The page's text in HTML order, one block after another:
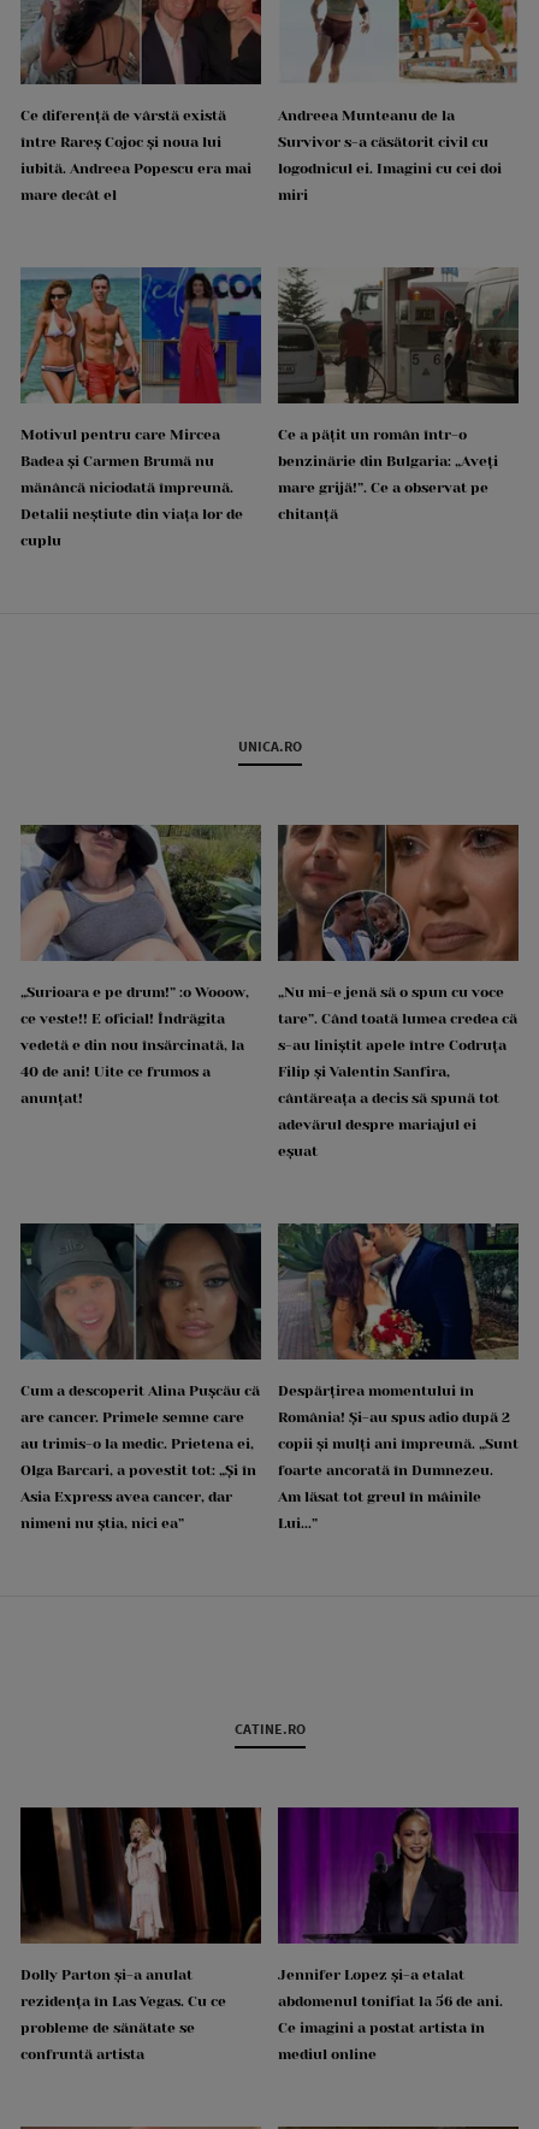
Ce diferență de vârstă există
între Rareș Cojoc și noua lui
iubită. Andreea Popescu era mai
mare decât el
Andreea Munteanu de la
Survivor s-a căsătorit civil cu
logodnicul ei. Imagini cu cei doi
miri
Motivul pentru care Mircea
Badea și Carmen Brumă nu
mănâncă niciodată împreună.
Detalii neștiute din viața lor de
cuplu
Ce a pățit un român într-o
benzinărie din Bulgaria: „Aveți
mare grijă!”. Ce a observat pe
chitanță
UNICA.RO
„Surioara e pe drum!” :o Wooow,
ce veste!! E oficial! Îndrăgita
vedetă e din nou însărcinată, la
40 de ani! Uite ce frumos a
anunțat!
„Nu mi-e jenă să o spun cu voce
tare”. Când toată lumea credea că
s-au liniștit apele între Codruța
Filip și Valentin Sanfira,
cântăreața a decis să spună tot
adevărul despre mariajul ei
eșuat
Cum a descoperit Alina Pușcău că
are cancer. Primele semne care
au trimis-o la medic. Prietena ei,
Olga Barcari, a povestit tot: „Și în
Asia Express avea cancer, dar
nimeni nu știa, nici ea”
Despărțirea momentului în
România! Și-au spus adio după 2
copii și mulți ani împreună. „Sunt
foarte ancorată în Dumnezeu.
Am lăsat tot greul în mâinile
Lui...”
CATINE.RO
Dolly Parton și-a anulat
rezidența în Las Vegas. Cu ce
probleme de sănătate se
confruntă artista
Jennifer Lopez și-a etalat
abdomenul tonifiat la 56 de ani.
Ce imagini a postat artista în
mediul online